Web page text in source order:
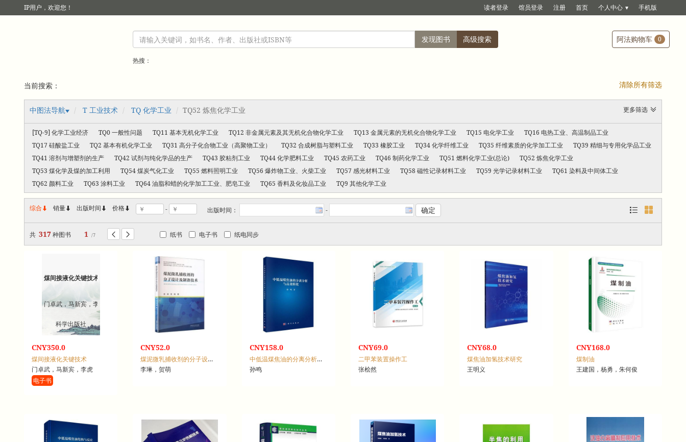
IP用户，欢迎您！ 读者登录 馆员登录 注册 首页 个人中心 手机版
发现图书 高级搜索
热搜：
阿法购物车 0
当前搜索： 清除所有筛选
中图法导航 T 工业技术 TQ 化学工业 TQ52 炼焦化学工业 更多筛选
[TQ-9] 化学工业经济 TQ0 一般性问题 TQ11 基本无机化学工业 TQ12 非金属元素及其无机化合物化学工业 TQ13 金属元素的无机化合物化学工业 TQ15 电化学工业
TQ16 电热工业、高温制品工业
TQ17 硅酸盐工业
TQ2 基本有机化学工业 TQ31 高分子化合物工业（高聚物工业） TQ32 合成树脂与塑料工业 TQ33 橡胶工业 TQ34 化学纤维工业 TQ35 纤维素质的化学加工工业
TQ39 精细与专用化学品工业
TQ41 溶剂与增塑剂的生产
TQ42 试剂与纯化学品的生产 TQ43 胶粘剂工业 TQ44 化学肥料工业 TQ45 农药工业 TQ46 制药化学工业 TQ51 燃料化学工业(总论)
TQ52 炼焦化学工业
TQ53 煤化学及煤的加工利用
TQ54 煤炭气化工业 TQ55 燃料照明工业 TQ56 爆炸物工业、火柴工业 TQ57 感光材料工业 TQ58 磁性记录材料工业 TQ59 光学记录材料工业
TQ61 染料及中间体工业
TQ62 颜料工业
TQ63 涂料工业 TQ64 油脂和蜡的化学加工工业、肥皂工业 TQ65 香料及化妆品工业 TQ9 其他化学工业
综合 销量 出版时间  价格 - 出版时间： - 

共 317种图书 1 /7   纸书 电子书 纸电同步
煤间接液化关键技术
门卓武，马新宾，李虎
科学出版社
CNY350.0
煤间接液化关键技术
门卓武，马新宾，李虎
电子书
CNY52.0
煤泥微乳捕收剂的分子设计及制备技术
李琳，贺萌
CNY158.0
中低温煤焦油的分离分析与高效转化
孙鸣
CNY69.0
二甲苯装置操作工
张桧然
CNY68.0
煤焦油加氢技术研究
王明义
CNY168.0
煤制油
王建国，杨勇，朱何俊